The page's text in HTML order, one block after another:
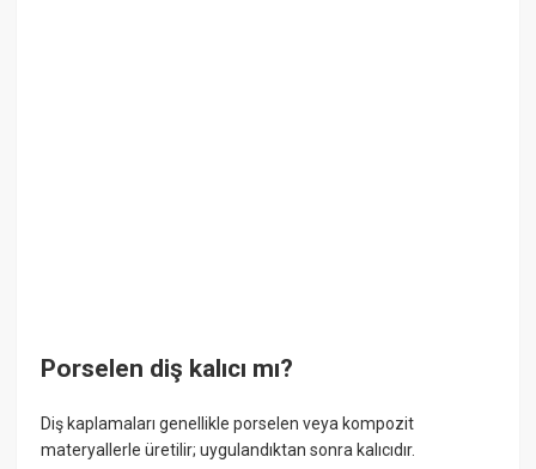
Porselen diş kalıcı mı?
Diş kaplamaları genellikle porselen veya kompozit
materyallerle üretilir; uygulandıktan sonra kalıcıdır.